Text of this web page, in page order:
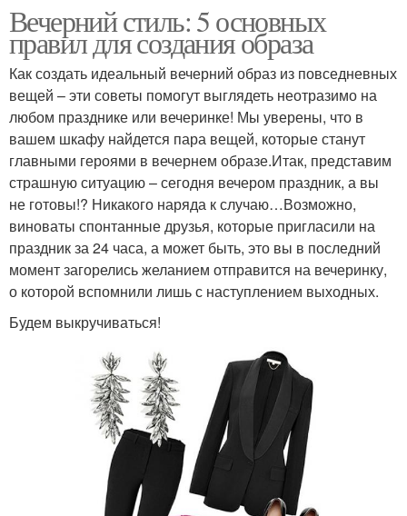
Вечерний стиль: 5 основных
правил для создания образа
Как создать идеальный вечерний образ из повседневных
вещей – эти советы помогут выглядеть неотразимо на
любом празднике или вечеринке! Мы уверены, что в
вашем шкафу найдется пара вещей, которые станут
главными героями в вечернем образе.Итак, представим
страшную ситуацию – сегодня вечером праздник, а вы
не готовы!? Никакого наряда к случаю…Возможно,
виноваты спонтанные друзья, которые пригласили на
праздник за 24 часа, а может быть, это вы в последний
момент загорелись желанием отправится на вечеринку,
о которой вспомнили лишь с наступлением выходных.
Будем выкручиваться!